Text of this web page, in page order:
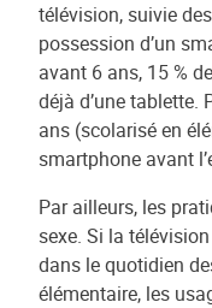
télévision, suivie
possession d’un
avant 6 ans, 15 %
déjà d’une tablette.
ans (scolarisé en
smartphone avant
Par ailleurs, les
sexe. Si la
dans le quotidien
élémentaire, les